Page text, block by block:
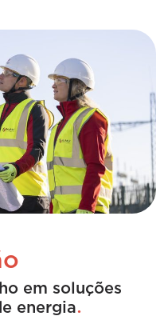
em soluções
energia.